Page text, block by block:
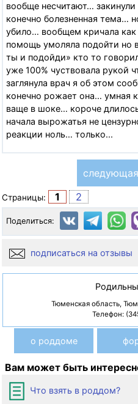
вообще несчитают…
конечно болезненная тема…
убило… вообщем кричала как
помощь умоляла подойти но
ты и подойди» кто то
уже 100% чуствовала рукой
заглянула врач я об этом
конечно рожает она… умная
ваще в шоке… короче
начала вырожатья не
реакции ноль… только...
Страницы: 1 2
Поделиться:
подписаться на отзывы
Тюменская область,
Телефон:
о роддоме
Вам может быть
Что взять в роддом?